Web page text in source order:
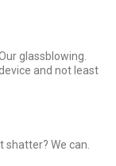
glassblowing
and not least
shatter? We can